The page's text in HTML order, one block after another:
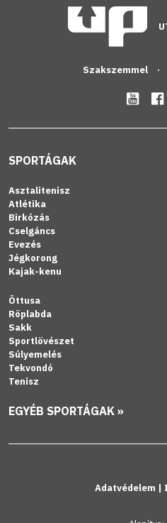
Szakszemmel
SPORTÁGAK
Asztalitenisz
Atlétika
Birkózás
Cselgáncs
Evezés
Jégkorong
Kajak-kenu
Öttusa
Röplabda
Sakk
Sportlövészet
Súlyemelés
Tekvondó
Tenisz
EGYÉB SPORTÁGAK »
Adatvédelem |